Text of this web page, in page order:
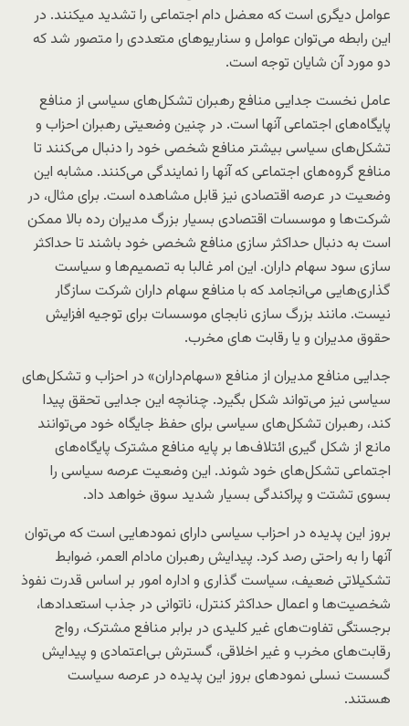
عوامل دیگری است که معضل دام اجتماعی را تشدید میکنند. در
این رابطه می‌توان عوامل و سناریوهای متعددی را متصور شد که
دو مورد آن شایان توجه است.
عامل نخست جدایی منافع رهبران تشکل‌های سیاسی‌ از منافع
پایگاه‌های اجتماعی آنها است. در چنین وضعیتی رهبران احزاب و
تشکل‌های سیاسی بیشتر منافع شخصی خود را دنبال می‌کنند تا
منافع گروه‌های اجتماعی که آنها را نمایندگی می‌کنند. مشابه این
وضعیت در عرصه اقتصادی نیز قابل مشاهده است. برای مثال، در
شرکت‌ها و موسسات اقتصادی بسیار بزرگ مدیران رده بالا ممکن
است به دنبال حداکثر سازی منافع شخصی خود باشند تا حداکثر
سازی سود سهام داران. این امر غالبا به تصمیم‌ها و سیاست‌
گذاری‌هایی می‌انجامد که با منافع سهام داران شرکت سازگار
نیست. مانند بزرگ سازی نابجای موسسات برای توجیه افزایش
حقوق مدیران و یا رقابت های مخرب.
جدایی منافع مدیران از منافع «سهام‌داران» در احزاب و تشکل‌های
سیاسی نیز می‌تواند شکل بگیرد. چنانچه این جدایی تحقق پیدا
کند، رهبران تشکل‌های سیاسی برای حفظ جایگاه خود می‌توانند
مانع از شکل گیری ائتلاف‌ها بر پایه منافع مشترک پایگاه‌های
اجتماعی تشکل‌های خود شوند. این وضعیت عرصه سیاسی را
بسوی تشتت و پراکندگی بسیار شدید سوق خواهد داد.
بروز این پدیده در احزاب سیاسی دارای نمودهایی است که می‌توان
آنها را به راحتی رصد کرد. پیدایش رهبران مادام‌ العمر، ضوابط
تشکیلاتی ضعیف، سیاست گذاری‌ و اداره امور بر اساس قدرت نفوذ
شخصیت‌ها و اعمال حداکثر کنترل، ناتوانی در جذب استعدادها،
برجستگی تفاوت‌های غیر کلیدی در برابر منافع مشترک،‌ رواج
رقابت‌های مخرب و غیر اخلاقی، گسترش بی‌اعتمادی و پیدایش
گسست نسلی نمودهای بروز این پدیده در عرصه سیاست
هستند.